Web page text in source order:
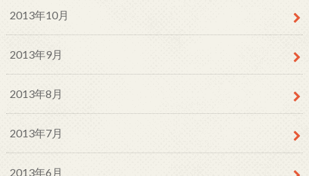
2013年10月
2013年9月
2013年8月
2013年7月
2013年6月